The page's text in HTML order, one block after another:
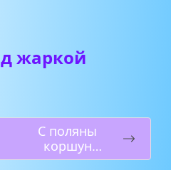
жаркой
С поляны
коршун
поднялся…